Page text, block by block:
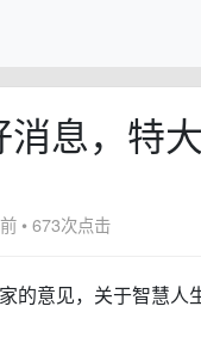
消息，特
•673次点击
的意见，关于智慧